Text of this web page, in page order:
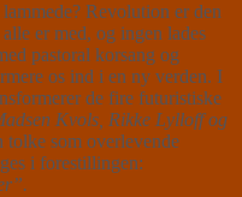
Revolution er den
er med, og ingen lades
pastoral korsang og
os ind i en ny verden. I
de fire futuristiske
Kvols, Rikke Lylloff og
tolke som overlevende
i forestillingen: